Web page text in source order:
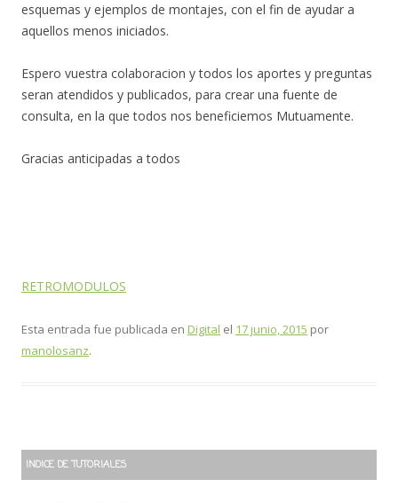
esquemas y ejemplos de montajes, con el fin de ayudar a
aquellos menos iniciados.
Espero vuestra colaboracion y todos los aportes y preguntas
seran atendidos y publicados, para crear una fuente de
consulta, en la que todos nos beneficiemos Mutuamente.
Gracias anticipadas a todos
RETROMODULOS
Esta entrada fue publicada en Digital el 17 junio, 2015 por
manolosanz.
INDICE DE TUTORIALES